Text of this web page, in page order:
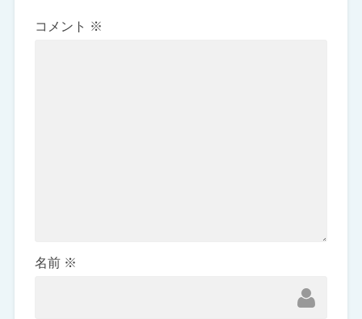
コメント ※
名前 ※